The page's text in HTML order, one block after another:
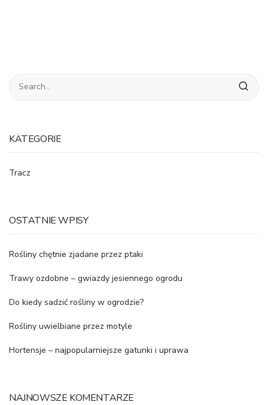
KATEGORIE
Tracz
OSTATNIE WPISY
Rośliny chętnie zjadane przez ptaki
Trawy ozdobne – gwiazdy jesiennego ogrodu
Do kiedy sadzić rośliny w ogrodzie?
Rośliny uwielbiane przez motyle
Hortensje – najpopularniejsze gatunki i uprawa
NAJNOWSZE KOMENTARZE